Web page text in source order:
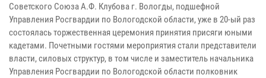
Советского Союза А.Ф. Клубова г. Вологды, подшефной
Управления Росгвардии по Вологодской области, уже в 20-ый раз
состоялась торжественная церемония принятия присяги юными
кадетами. Почетными гостями мероприятия стали представители
власти, силовых структур, в том числе и заместитель начальника
Управления Росгвардии по Вологодской области полковник